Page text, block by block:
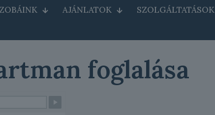
AJÁNLATOK SZOLGÁLTATÁSOK
foglalása